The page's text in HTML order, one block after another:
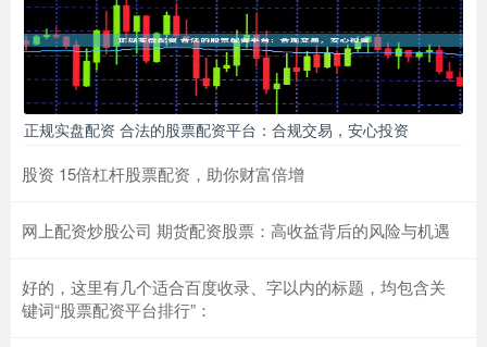
正规实盘配资 合法的股票配资平台：合规交易，安心投资
股资 15倍杠杆股票配资，助你财富倍增
网上配资炒股公司 期货配资股票：高收益背后的风险与机遇
好的，这里有几个适合百度收录、字以内的标题，均包含关
键词“股票配资平台排行”：